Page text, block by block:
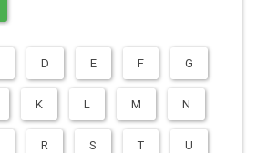
D E F G
K L M N
R S T U